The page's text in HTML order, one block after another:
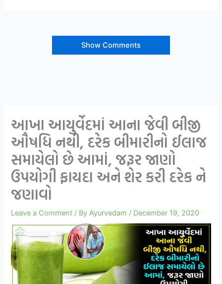
Show Comments
આખા આયુર્વેદમાં આના જેવી બીજી
ઔષધિ નથી, દરેક બીમારીનો ઈલાજ
સમાયેલો છે આમાં, જરૂર જાણો
ઉપયોગી ફાયદા અને શેર કરી દરેક ને
જણાવો
Leave a Comment / By Ayurvedam / December 19, 2020